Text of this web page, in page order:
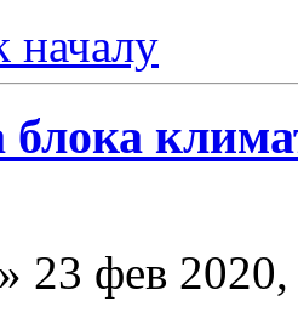
началу
блока
» 23 фев